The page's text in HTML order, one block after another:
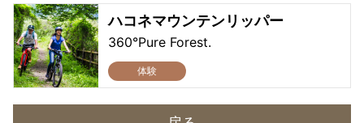
ハコネマウンテンリッパー
360°Pure Forest.
体験